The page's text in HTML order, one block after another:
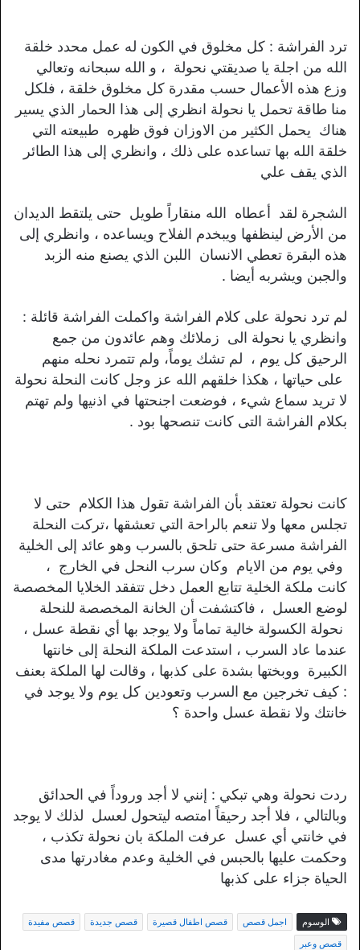
ترد الفراشة : كل مخلوق في الكون له عمل محدد خلقة
الله من اجلة يا صديقتي نحولة ، و الله سبحانه وتعالي
وزع هذه الأعمال حسب مقدرة كل مخلوق خلقة ، فلكل
منا طاقة تحمل يا نحولة انظري إلى هذا الحمار الذي يسير
هناك يحمل الكثير من الاوزان فوق ظهره طبيعته التي
خلقة الله بها تساعده على ذلك ، وانظري إلى هذا الطائر
الذي يقف علي
الشجرة لقد أعطاه الله منقاراً طويل حتى يلتقط الديدان
من الأرض لينظفها ويبخدم الفلاح ويساعده ، وانظري إلى
هذه البقرة تعطي الانسان اللبن الذي يصنع منه الزبد
والجبن ويشربه أيضا .
لم ترد نحولة على كلام الفراشة واكملت الفراشة قائلة :
وانظري يا نحولة الى زملائك وهم عائدون من جمع
الرحيق كل يوم ، لم تشك يوماً، ولم تتمرد نحله منهم
على حياتها ، هكذا خلقهم الله عز وجل كانت النحلة نحولة
لا تريد سماع شيء ، فوضعت اجنحتها في اذنيها ولم تهتم
بكلام الفراشة التى كانت تنصحها بود .
كانت نحولة تعتقد بأن الفراشة تقول هذا الكلام حتى لا
تجلس معها ولا تنعم بالراحة التي تعشقها ،تركت النحلة
الفراشة مسرعة حتى تلحق بالسرب وهو عائد إلى الخلية
وفي يوم من الايام وكان سرب النحل في الخارج ،
كانت ملكة الخلية تتابع العمل دخل تتفقد الخلايا المخصصة
لوضع العسل ، فاكتشفت أن الخانة المخصصة للنحلة
نحولة الكسولة خالية تماماً ولا يوجد بها أي نقطة عسل ،
عندما عاد السرب ، استدعت الملكة النحلة إلى خانتها
الكبيرة ووبختها بشدة على كذبها ، وقالت لها الملكة بعنف
: كيف تخرجين مع السرب وتعودين كل يوم ولا يوجد في
خانتك ولا نقطة عسل واحدة ؟
ردت نحولة وهي تبكي : إنني لا أجد وروداً في الحدائق
وبالتالي ، فلا أجد رحيقاً امتصه ليتحول لعسل لذلك لا يوجد
في خانتي أي عسل عرفت الملكة بان نحولة تكذب ،
وحكمت عليها بالحبس في الخلية وعدم مغادرتها مدى
الحياة جزاء على كذبها
الوسوم اجمل قصص قصص اطفال قصيرة قصص جديدة
قصص مفيدة
قصص وعبر